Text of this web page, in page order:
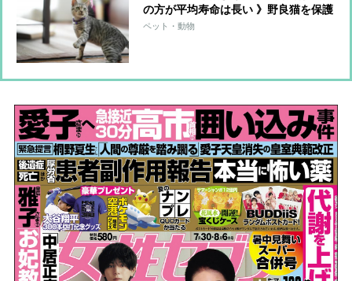
の方が平均寿命は長い 》野良猫を保護
した場合など、外飼いから移行すると
ペット・動物